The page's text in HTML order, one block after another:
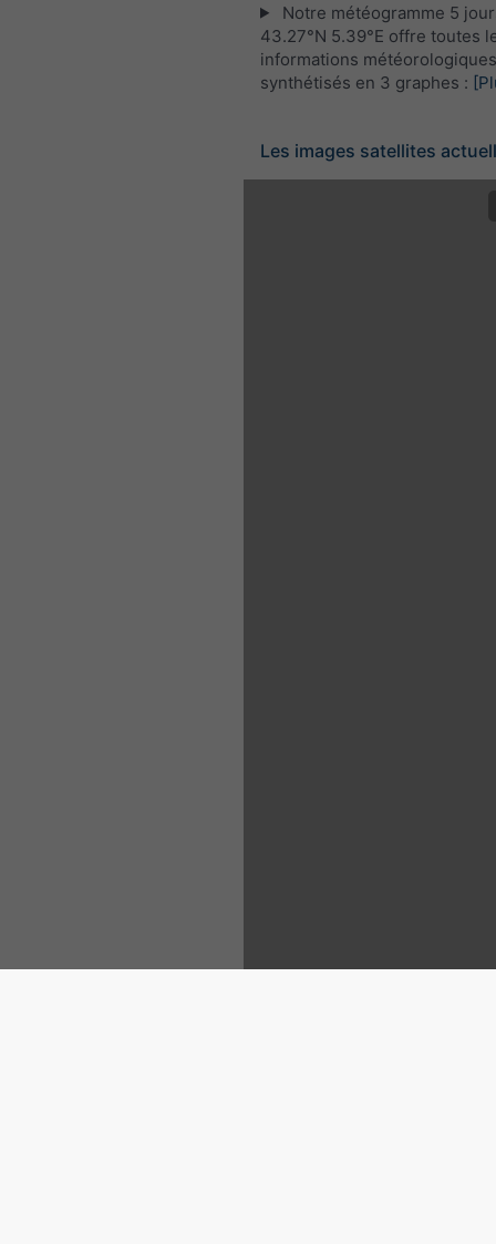
Notre météogramme 5
43.27°N 5.39°E offre toutes
informations météorologiques
synthétisés en 3 graphes :
Les images satellites